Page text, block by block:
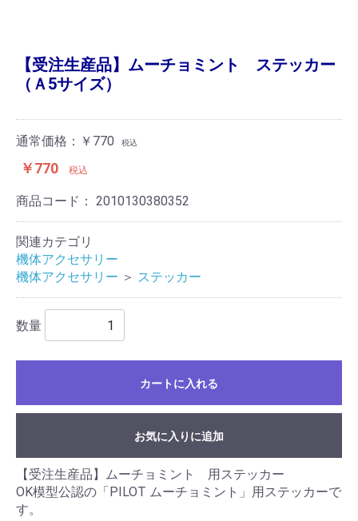
【受注生産品】ムーチョミント ステッカー
（Ａ5サイズ）
通常価格：￥770 税込
￥770 税込
商品コード： 2010130380352
関連カテゴリ
機体アクセサリー
機体アクセサリー ＞ ステッカー
数量
カートに入れる
お気に入りに追加
【受注生産品】ムーチョミント 用ステッカー
OK模型公認の「PILOT ムーチョミント」用ステッカーで
す。